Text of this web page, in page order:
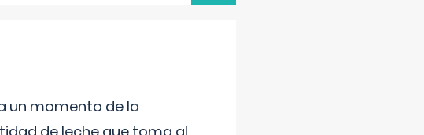
un momento de la